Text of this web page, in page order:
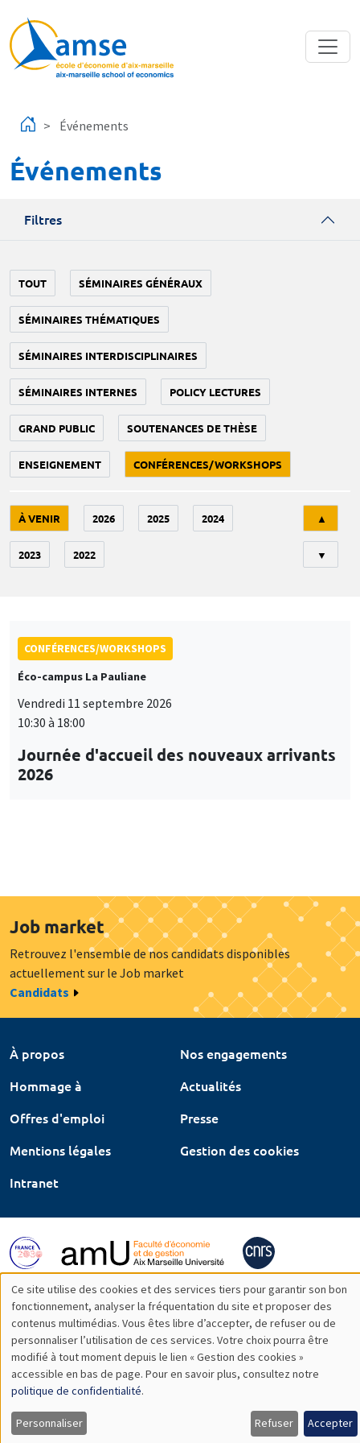
Événements
Événements
Filtres
TOUT SÉMINAIRES GÉNÉRAUX
SÉMINAIRES THÉMATIQUES
SÉMINAIRES INTERDISCIPLINAIRES
SÉMINAIRES INTERNES POLICY LECTURES
GRAND PUBLIC SOUTENANCES DE THÈSE
ENSEIGNEMENT CONFÉRENCES/WORKSHOPS
À VENIR 2026 2025 2024
2023 2022
▲
▼
CONFÉRENCES/WORKSHOPS
Éco-campus La Pauliane
Vendredi 11 septembre 2026
10:30 à 18:00
Journée d'accueil des nouveaux arrivants
2026
Job market
Retrouvez l'ensemble de nos candidats disponibles
actuellement sur le Job market
Candidats
À propos
Nos engagements
Hommage à
Actualités
Offres d'emploi
Presse
Mentions légales
Gestion des cookies
Intranet
Utilisation
des
données
personnelles
et
Ce site utilise des cookies et des services tiers pour garantir son bon
fonctionnement, analyser la fréquentation du site et proposer des
contenus multimédias. Vous êtes libre d’accepter, de refuser ou de
personnaliser l’utilisation de ces services. Votre choix pourra être
modifié à tout moment depuis le lien « Gestion des cookies »
accessible en bas de page. Pour en savoir plus, consultez notre
politique de confidentialité.
Personnaliser Refuser Accepter